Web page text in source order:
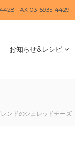
FAX 03-5935-4429
お知らせ&レシピ
レンドのシュレッドチー